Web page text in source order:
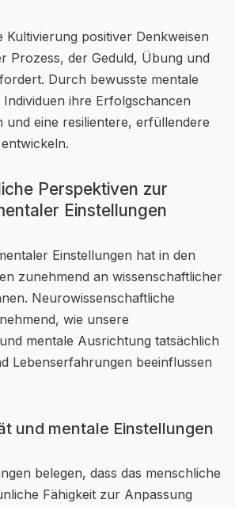
Kultivierung positiver Denkweisen
Prozess, der Geduld, Übung und
Durch bewusste mentale
ihre Erfolgschancen
und eine resilientere, erfüllendere
Perspektiven zur
Einstellungen
Einstellungen hat in den
zunehmend an wissenschaftlicher
Neurowissenschaftliche
wie unsere
mentale Ausrichtung tatsächlich
Lebenserfahrungen beeinflussen
und mentale Einstellungen
belegen, dass das menschliche
Fähigkeit zur Anpassung